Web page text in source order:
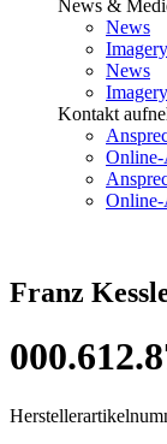
News &
News
Imagery
News
Imagery
Kontakt
Franz